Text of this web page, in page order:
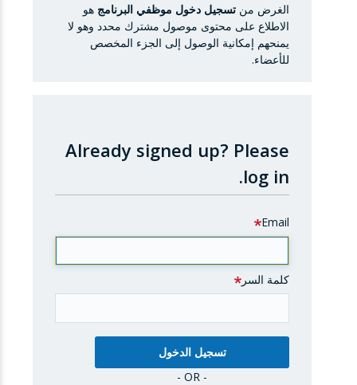
الغرض من تسجيل دخول موظفي البرنامج هو
الاطلاع على محتوى موصول مشترك محدد وهو لا
يمنحهم إمكانية الوصول إلى الجزء المخصص
للأعضاء.
Already signed up? Please
log in.
Email
كلمة السر
- OR -